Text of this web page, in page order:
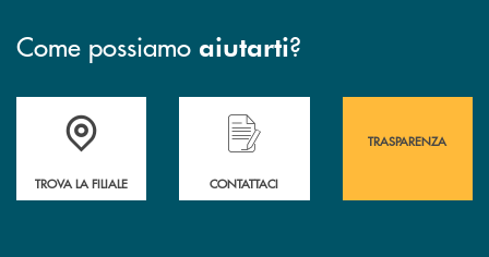
Come possiamo aiutarti?
Accedi all' elenco completo&nbsp; delle&nbsp; filiali&nbsp; di Banca
TROVA LA FILIALE
Hai bisogno di assistenza immediata?
CONTATTACI
TRASPARENZA